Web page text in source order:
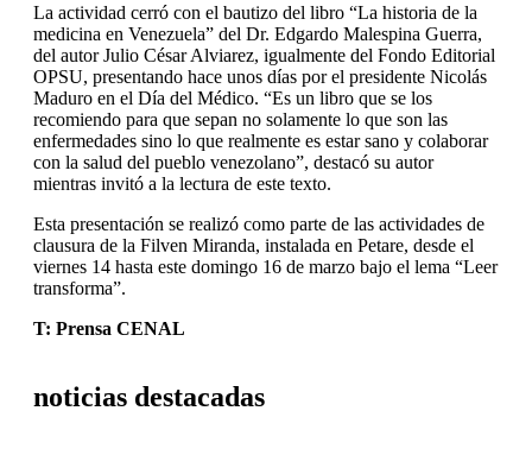
La actividad cerró con el bautizo del libro “La historia de la
medicina en Venezuela” del Dr. Edgardo Malespina Guerra,
del autor Julio César Alviarez, igualmente del Fondo Editorial
OPSU, presentando hace unos días por el presidente Nicolás
Maduro en el Día del Médico. “Es un libro que se los
recomiendo para que sepan no solamente lo que son las
enfermedades sino lo que realmente es estar sano y colaborar
con la salud del pueblo venezolano”, destacó su autor
mientras invitó a la lectura de este texto.
Esta presentación se realizó como parte de las actividades de
clausura de la Filven Miranda, instalada en Petare, desde el
viernes 14 hasta este domingo 16 de marzo bajo el lema “Leer
transforma”.
T: Prensa CENAL
noticias destacadas